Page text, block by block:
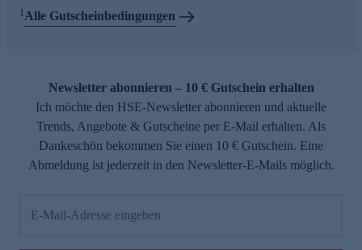
1Alle Gutscheinbedingungen
Newsletter abonnieren – 10 € Gutschein erhalten
Ich möchte den HSE-Newsletter abonnieren und aktuelle
Trends, Angebote & Gutscheine per E-Mail erhalten. Als
Dankeschön bekommen Sie einen 10 € Gutschein. Eine
Abmeldung ist jederzeit in den Newsletter-E-Mails möglich.
E-Mail-Adresse eingeben